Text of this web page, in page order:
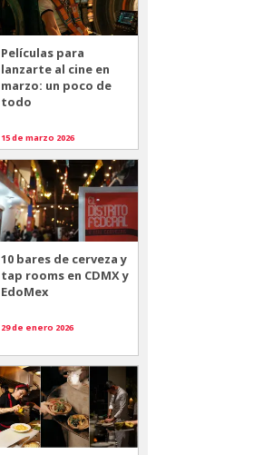
Películas para
lanzarte al cine en
marzo: un poco de
todo
15 de marzo 2026
10 bares de cerveza y
tap rooms en CDMX y
EdoMex
29 de enero 2026